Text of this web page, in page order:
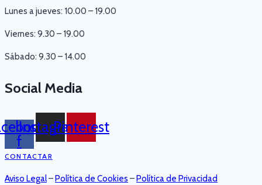
Lunes a jueves: 10.00 – 19.00
Viernes: 9.30 – 19.00
Sábado: 9.30 – 14.00
Social Media
f
InstagramPinterest
CONTACTAR
Aviso Legal–Política de Cookies –Política de Privacidad